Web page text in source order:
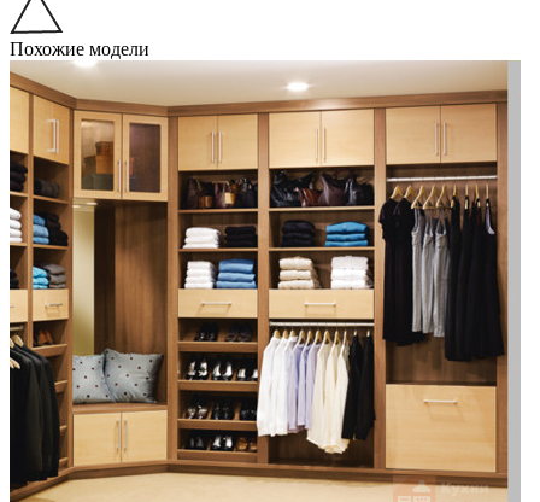
Похожие модели